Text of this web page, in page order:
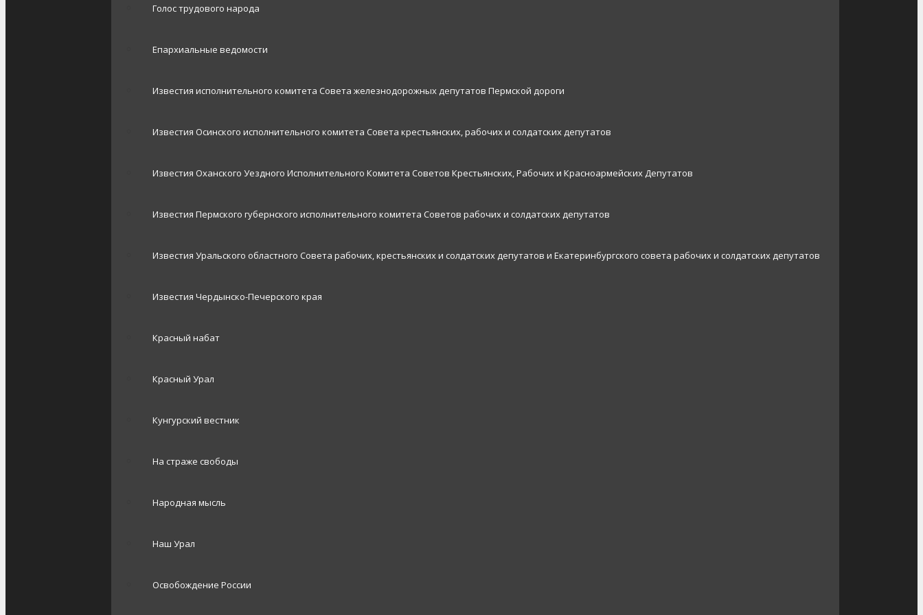
Голос трудового народа
Епархиальные ведомости
Известия исполнительного комитета Совета железнодорожных депутатов Пермской дороги
Известия Осинского исполнительного комитета Совета крестьянских, рабочих и солдатских депутатов
Известия Оханского Уездного Исполнительного Комитета Советов Крестьянских, Рабочих и Красноармейских Депутатов
Известия Пермского губернского исполнительного комитета Советов рабочих и солдатских депутатов
Известия Уральского областного Совета рабочих, крестьянских и солдатских депутатов и Екатеринбургского совета рабочих и солдатских депутатов
Известия Чердынско-Печерского края
Красный набат
Красный Урал
Кунгурский вестник
На страже свободы
Народная мысль
Наш Урал
Освобождение России